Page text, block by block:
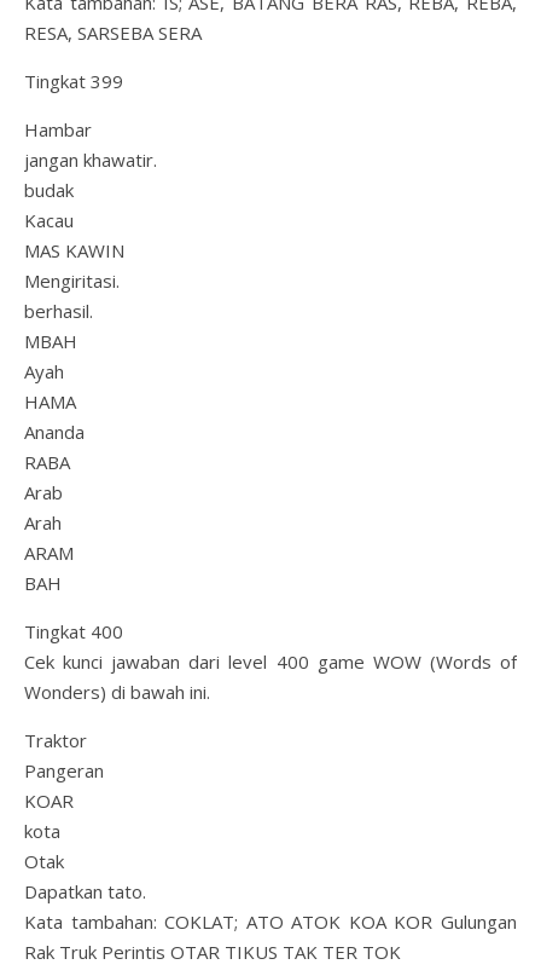
RESA, SARSEBA SERA
Tingkat 399
Hambar
jangan khawatir.
budak
Kacau
MAS KAWIN
Mengiritasi.
berhasil.
MBAH
Ayah
HAMA
Ananda
RABA
Arab
Arah
ARAM
BAH
Tingkat 400
Cek kunci jawaban dari level 400 game WOW (Words of
Wonders) di bawah ini.
Traktor
Pangeran
KOAR
kota
Otak
Dapatkan tato.
Kata tambahan: COKLAT; ATO ATOK KOA KOR Gulungan
Rak Truk Perintis OTAR TIKUS TAK TER TOK